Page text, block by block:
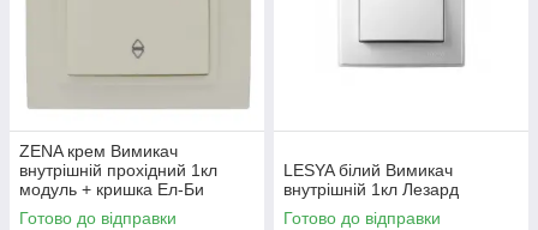
ZENA крем Вимикач
внутрішній прохідний 1кл
модуль + кришка Ел-Би
Готово до відправки
LESYA білий Вимикач
внутрішній 1кл Лезард
Готово до відправки